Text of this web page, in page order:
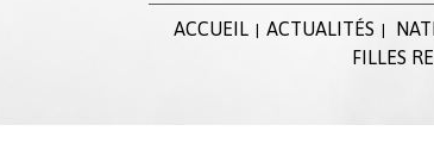
ACCUEIL| ACTUALITÉS
FILLES